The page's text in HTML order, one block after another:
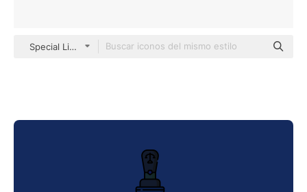
Special Lineal color